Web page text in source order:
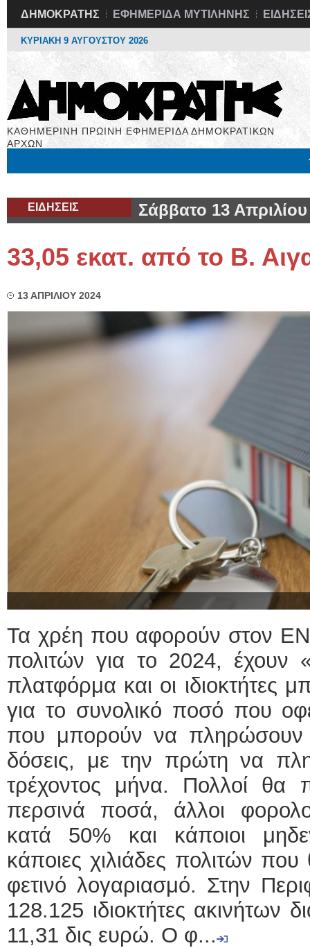
ΔΗΜΟΚΡΑΤΗΣ ΕΦΗΜΕΡΙΔΑ ΜΥΤΙΛΗΝΗΣ
ΚΥΡΙΑΚΗ 9 ΑΥΓΟΥΣΤΟΥ 2026
ΚΑΘΗΜΕΡΙΝΗ ΠΡΩΙΝΗ ΕΦΗΜΕΡΙΔΑ ΔΗΜΟΚΡΑΤΙΚΩΝ
ΑΡΧΩΝ
ΕΙΔΗΣΕΙΣ Σάββατο 13
33,05 εκατ. από το Β.
13 ΑΠΡΙΛΙΟΥ 2024
Τα χρέη που αφορούν στον
πολιτών για το 2024, έχουν
πλατφόρμα και οι ιδιοκτήτες
για το συνολικό ποσό που
που μπορούν να πληρώσουν
δόσεις, με την πρώτη να
τρέχοντος μήνα. Πολλοί θα
περσινά ποσά, άλλοι
κατά 50% και κάποιοι
κάποιες χιλιάδες πολιτών
φετινό λογαριασμό. Στην
128.125 ιδιοκτήτες ακινήτων
11,31 δις ευρώ. Ο φ...